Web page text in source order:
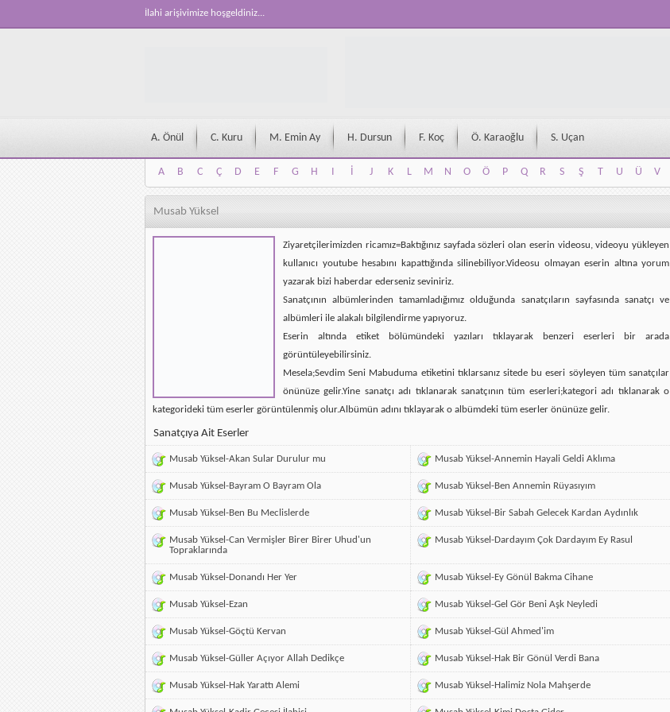
İlahi arişivimize hoşgeldiniz...
A. Önül C. Kuru M. Emin Ay H. Dursun F. Koç Ö. Karaoğlu S. Uçan
A B C Ç D E F G H I İ J K L M N O Ö P Q R S Ş T U Ü V
A
B C Ç D E F G H I İ J K L M N O Ö P Q R S Ş T U Ü V
Musab Yüksel
Ziyaretçilerimizden ricamız=Baktığınız sayfada sözleri olan eserin videosu, videoyu yükleyen
kullanıcı youtube hesabını kapattığında silinebiliyor.Videosu olmayan eserin altına yorum
yazarak bizi haberdar ederseniz seviniriz.
Sanatçının albümlerinden tamamladığımız olduğunda sanatçıların sayfasında sanatçı ve
albümleri ile alakalı bilgilendirme yapıyoruz.
Eserin altında etiket bölümündeki yazıları tıklayarak benzeri eserleri bir arada
görüntüleyebilirsiniz.
Mesela;Sevdim Seni Mabuduma etiketini tıklarsanız sitede bu eseri söyleyen tüm sanatçılar
önünüze gelir.Yine sanatçı adı tıklanarak sanatçının tüm eserleri;kategori adı tıklanarak o
kategorideki tüm eserler görüntülenmiş olur.Albümün adını tıklayarak o albümdeki tüm eserler önünüze gelir.
Sanatçıya Ait Eserler
Musab Yüksel-Akan Sular Durulur mu Musab Yüksel-Annemin Hayali Geldi Aklıma
Musab Yüksel-Bayram O Bayram Ola Musab Yüksel-Ben Annemin Rüyasıyım
Musab Yüksel-Ben Bu Meclislerde Musab Yüksel-Bir Sabah Gelecek Kardan Aydınlık
Musab Yüksel-Can Vermişler Birer Birer Uhud'un
Topraklarında
Musab Yüksel-Dardayım Çok Dardayım Ey Rasul
Musab Yüksel-Donandı Her Yer Musab Yüksel-Ey Gönül Bakma Cihane
Musab Yüksel-Ezan Musab Yüksel-Gel Gör Beni Aşk Neyledi
Musab Yüksel-Göçtü Kervan Musab Yüksel-Gül Ahmed'im
Musab Yüksel-Güller Açıyor Allah Dedikçe Musab Yüksel-Hak Bir Gönül Verdi Bana
Musab Yüksel-Hak Yarattı Alemi Musab Yüksel-Halimiz Nola Mahşerde